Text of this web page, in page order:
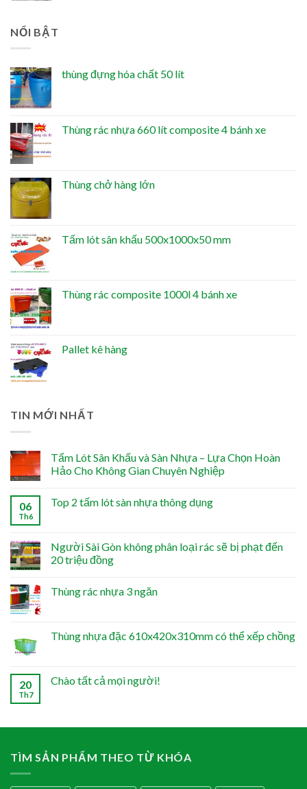
NỔI BẬT
thùng đựng hóa chất 50 lít
Thùng rác nhựa 660 lít composite 4 bánh xe
Thùng chở hàng lớn
Tấm lót sân khấu 500x1000x50 mm
Thùng rác composite 1000l 4 bánh xe
Pallet kê hàng
TIN MỚI NHẤT
Tấm Lót Sân Khấu và Sàn Nhựa – Lựa Chọn Hoàn
Hảo Cho Không Gian Chuyên Nghiệp
06
Th6
Top 2 tấm lót sàn nhựa thông dụng
Người Sài Gòn không phân loại rác sẽ bị phạt đến
20 triệu đồng
Thùng rác nhựa 3 ngăn
Thùng nhựa đặc 610x420x310mm có thể xếp chồng
20
Th7
Chào tất cả mọi người!
TÌM SẢN PHẨM THEO TỪ KHÓA